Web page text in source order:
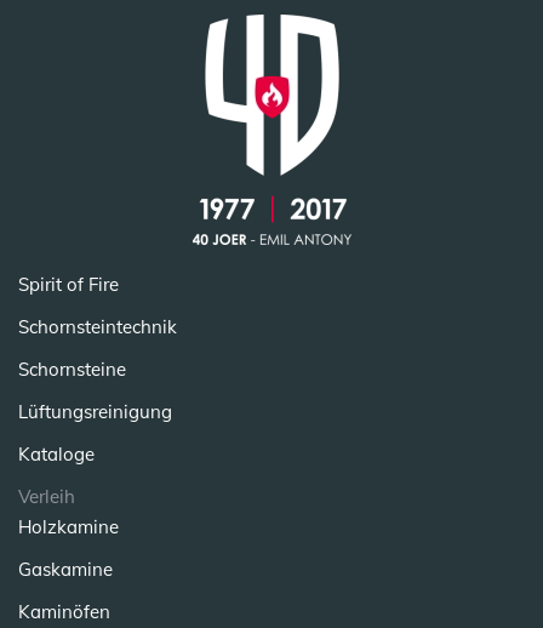
Spirit of Fire
Schornsteintechnik
Schornsteine
Lüftungsreinigung
Kataloge
Verleih
Holzkamine
Gaskamine
Kaminöfen